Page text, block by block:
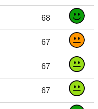
68
67
67
67